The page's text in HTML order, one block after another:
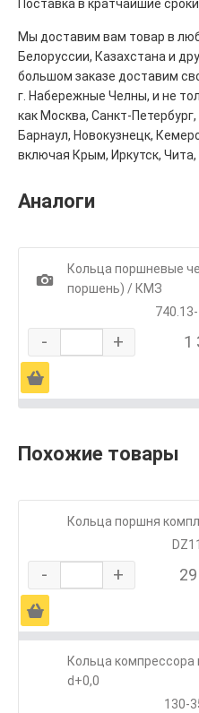
Поставка в кратчайшие
Мы доставим вам товар в
Белоруссии, Казахстана и
большом заказе доставим
г. Набережные Челны, и не
как Москва, Санкт-
Барнаул, Новокузнецк,
включая Крым, Иркутск,
Аналоги
1
Кольца поршневые
поршень) / КМЗ
- + 1
Ä
Похожие товары
Кольца поршня
- +
Ä
Кольца
d+0,0
130-